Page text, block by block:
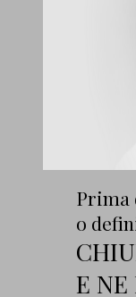
Prima
o
E